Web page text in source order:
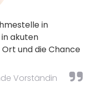
in
akuten
und die Chance
Vorständin